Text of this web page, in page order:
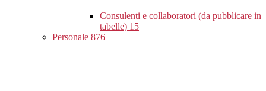
Consulenti e collaboratori (da pubblicare in
tabelle) 15
Personale 876